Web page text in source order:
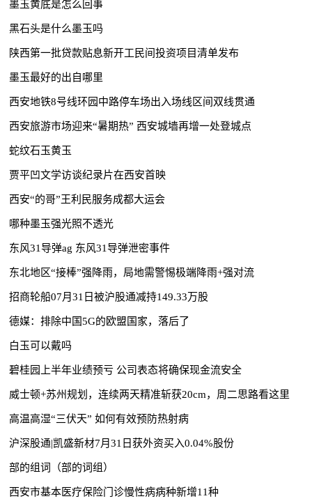
墨玉黄底是怎么回事
黑石头是什么墨玉吗
陕西第一批贷款贴息新开工民间投资项目清单发布
墨玉最好的出自哪里
西安地铁8号线环园中路停车场出入场线区间双线贯通
西安旅游市场迎来“暑期热” 西安城墙再增一处登城点
蛇纹石玉黄玉
贾平凹文学访谈纪录片在西安首映
西安“的哥”王利民服务成都大运会
哪种墨玉强光照不透光
东风31导弹ag 东风31导弹泄密事件
东北地区“接棒”强降雨，局地需警惕极端降雨+强对流
招商轮船07月31日被沪股通减持149.33万股
德媒：排除中国5G的欧盟国家，落后了
白玉可以戴吗
碧桂园上半年业绩预亏 公司表态将确保现金流安全
威士顿+苏州规划，连续两天精准斩获20cm，周二思路看这里
高温高湿“三伏天” 如何有效预防热射病
沪深股通|凯盛新材7月31日获外资买入0.04%股份
部的组词（部的词组）
西安市基本医疗保险门诊慢性病病种新增11种